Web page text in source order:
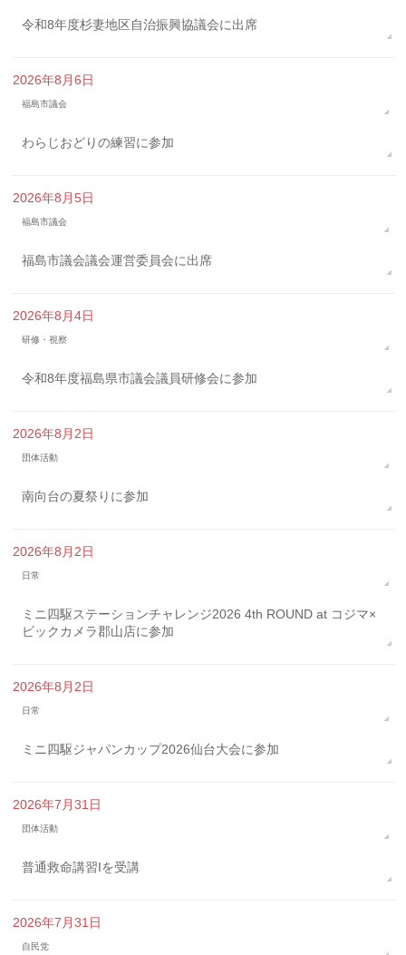
令和8年度杉妻地区自治振興協議会に出席
2026年8月6日
福島市議会
わらじおどりの練習に参加
2026年8月5日
福島市議会
福島市議会議会運営委員会に出席
2026年8月4日
研修・視察
令和8年度福島県市議会議員研修会に参加
2026年8月2日
団体活動
南向台の夏祭りに参加
2026年8月2日
日常
ミニ四駆ステーションチャレンジ2026 4th ROUND at コジマ×
ビックカメラ郡山店に参加
2026年8月2日
日常
ミニ四駆ジャパンカップ2026仙台大会に参加
2026年7月31日
団体活動
普通救命講習Iを受講
2026年7月31日
自民党